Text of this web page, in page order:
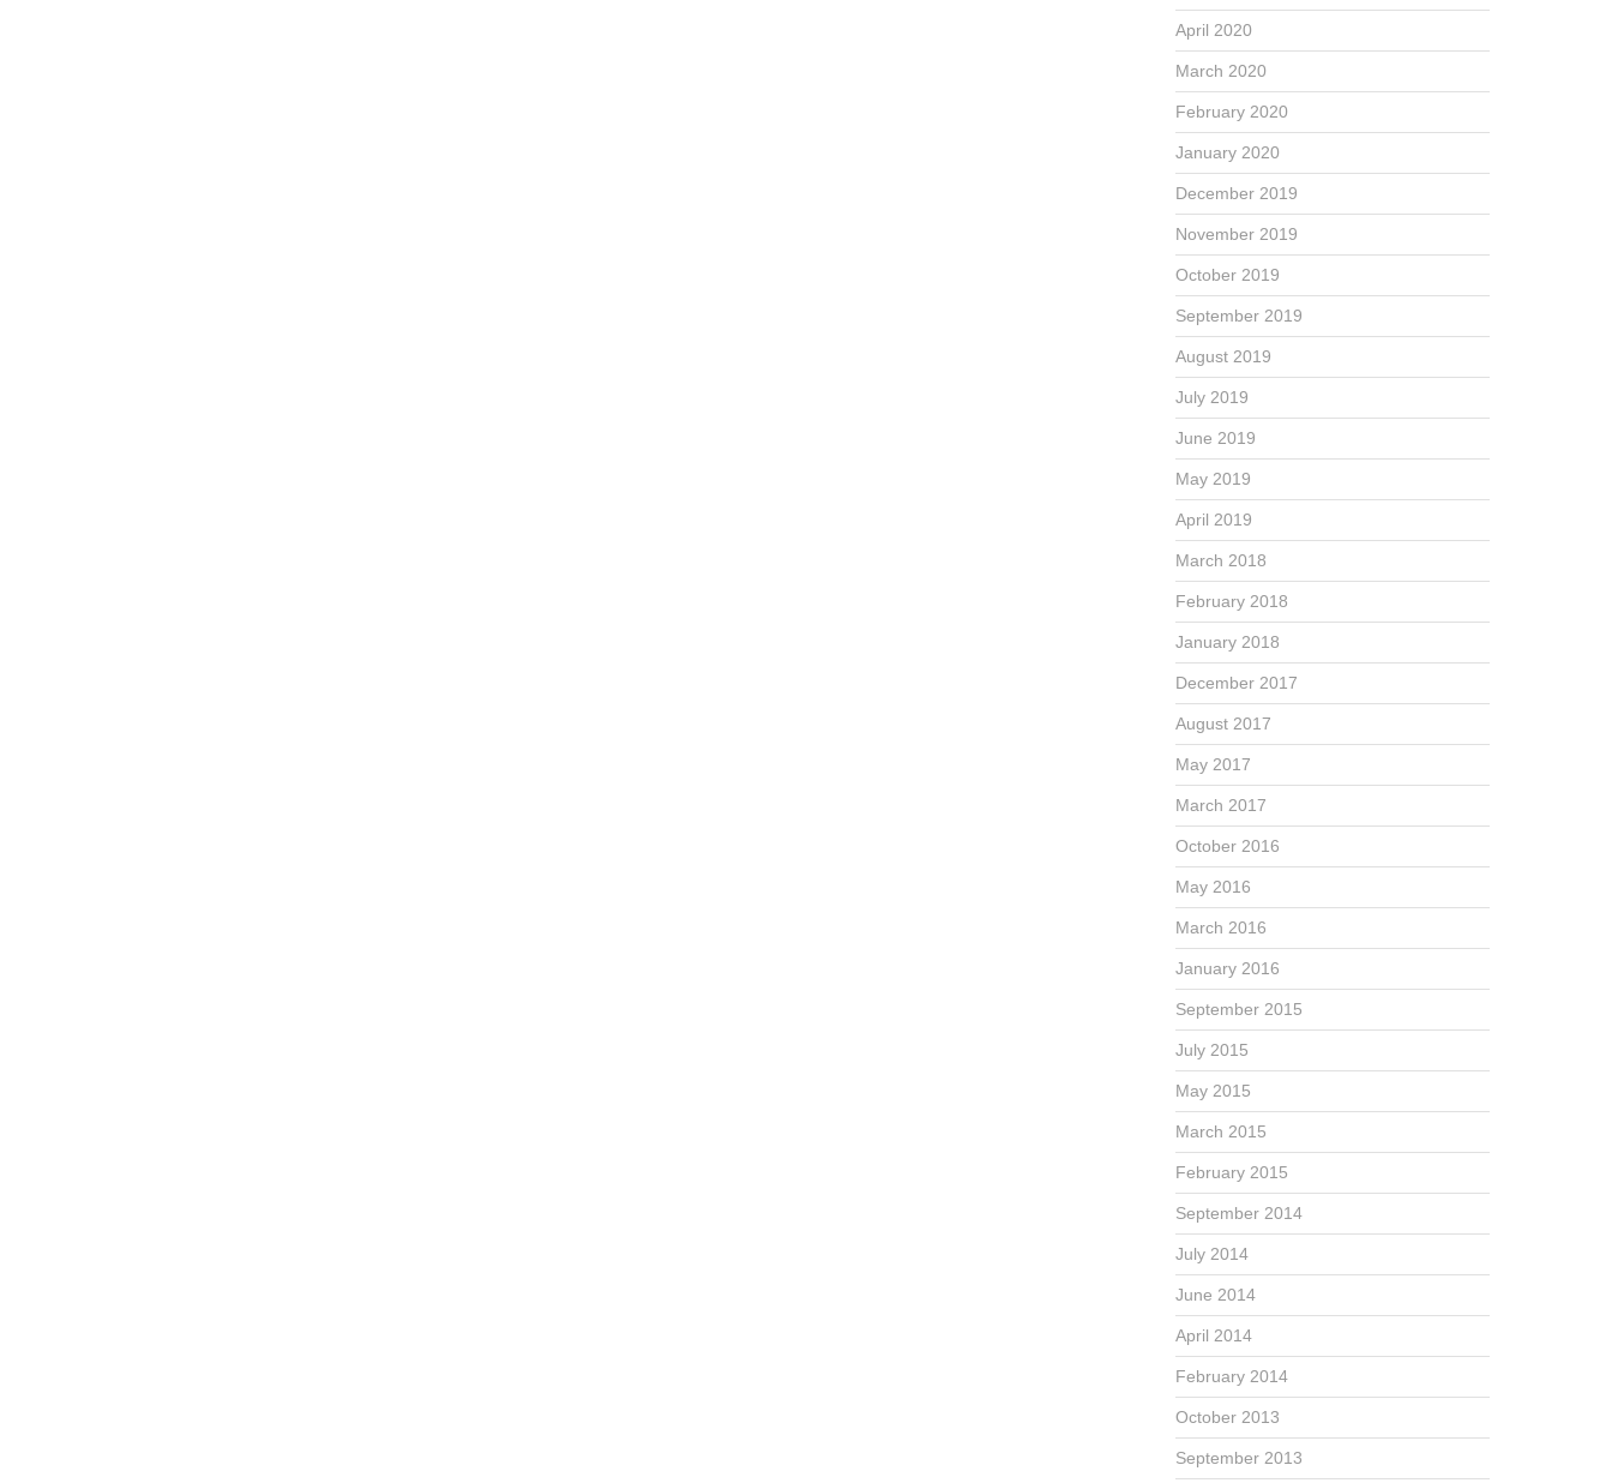
April 2020
March 2020
February 2020
January 2020
December 2019
November 2019
October 2019
September 2019
August 2019
July 2019
June 2019
May 2019
April 2019
March 2018
February 2018
January 2018
December 2017
August 2017
May 2017
March 2017
October 2016
May 2016
March 2016
January 2016
September 2015
July 2015
May 2015
March 2015
February 2015
September 2014
July 2014
June 2014
April 2014
February 2014
October 2013
September 2013